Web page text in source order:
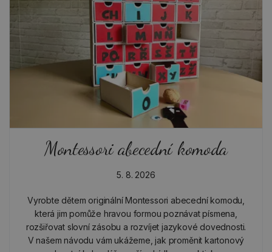
Montessori abecední komoda
5. 8. 2026
Vyrobte dětem originální Montessori abecední komodu,
která jim pomůže hravou formou poznávat písmena,
rozšiřovat slovní zásobu a rozvíjet jazykové dovednosti.
V našem návodu vám ukážeme, jak proměnit kartonový